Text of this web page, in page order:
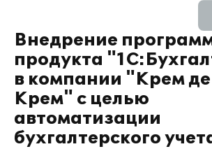
Внедрение
продукта
в компании "Крем де
Крем" с целью
автоматизации
бухгалтерского